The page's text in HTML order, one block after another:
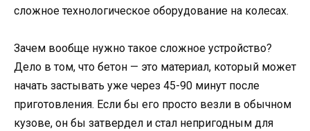
сложное технологическое оборудование на колесах.
Зачем вообще нужно такое сложное устройство?
Дело в том, что бетон — это материал, который может
начать застывать уже через 45-90 минут после
приготовления. Если бы его просто везли в обычном
кузове, он бы затвердел и стал непригодным для